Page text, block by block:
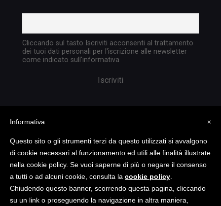
Cliccando sul tasto Iscriviti acconsenti al trattamento
dei tuoi dati personali per l'iscrizione alle newsletter
come indicato sull'informativa
Copyright @ 2023 TATTICA S.R.L. | All rights
reserved | P.I. 05903351004
×
Informativa
Questo sito o gli strumenti terzi da questo utilizzati si avvalgono
di cookie necessari al funzionamento ed utili alle finalità illustrate
nella cookie policy. Se vuoi saperne di più o negare il consenso
a tutti o ad alcuni cookie, consulta la cookie policy
Chiudendo questo banner, scorrendo questa pagina, cliccando
su un link o proseguendo la navigazione in altra maniera,